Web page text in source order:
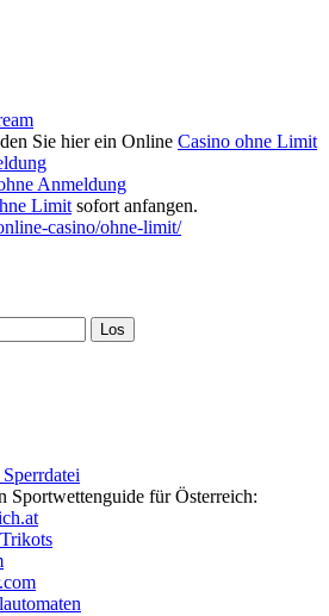
Sie hier ein Online Casino ohne Limit
Anmeldung
Limit sofort anfangen.
casino/ohne-limit/
Sportwettenguide für Österreich: